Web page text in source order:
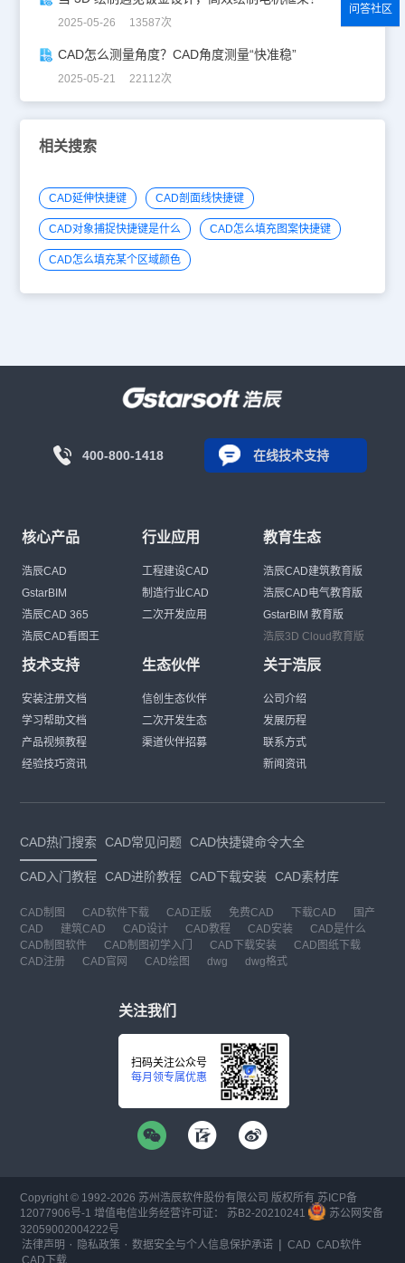
2025-05-26 13587次
CAD怎么测量角度？CAD角度测量“快准稳”
2025-05-21 22112次
相关搜索
CAD延伸快捷键 CAD剖面线快捷键
CAD对象捕捉快捷键是什么 CAD怎么填充图案快捷键
CAD怎么填充某个区域颜色
400-800-1418 在线技术支持
核心产品
浩辰CAD
GstarBIM
浩辰CAD 365
浩辰CAD看图王
行业应用
工程建设CAD
制造行业CAD
二次开发应用
教育生态
浩辰CAD建筑教育版
浩辰CAD电气教育版
GstarBIM 教育版
浩辰3D Cloud教育版
技术支持
安装注册文档
学习帮助文档
产品视频教程
经验技巧资讯
生态伙伴
信创生态伙伴
二次开发生态
渠道伙伴招募
关于浩辰
公司介绍
发展历程
联系方式
新闻资讯
CAD热门搜索 CAD常见问题 CAD快捷键命令大全
CAD入门教程 CAD进阶教程 CAD下载安装 CAD素材库
CAD制图 CAD软件下载 CAD正版 免费CAD 下载CAD
国产
CAD
建筑CAD CAD设计 CAD教程 CAD安装
CAD是什么
CAD制图软件
CAD制图初学入门 CAD下载安装
CAD图纸下载
CAD注册
CAD官网 CAD绘图 dwg dwg格式
关注我们
扫码关注公众号
每月领专属优惠
Copyright © 1992-2026 苏州浩辰软件股份有限公司 版权所有 苏ICP备
12077906号-1 增值电信业务经营许可证： 苏B2-20210241
苏公网安备
32059002004222号
法律声明 · 隐私政策 ·数据安全与个人信息保护承诺 | CAD CAD软件
CAD下载
问答社区